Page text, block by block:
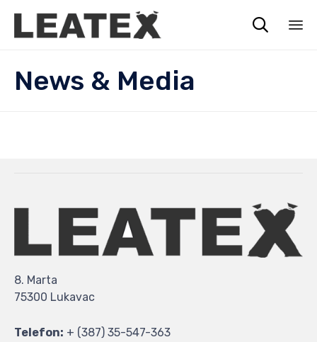

News & Media
8. Marta
75300 Lukavac
Telefon: + (387) 35-547-363